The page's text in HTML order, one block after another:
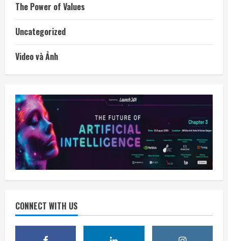
The Power of Values
Uncategorized
Video và Ảnh
CONNECT WITH US